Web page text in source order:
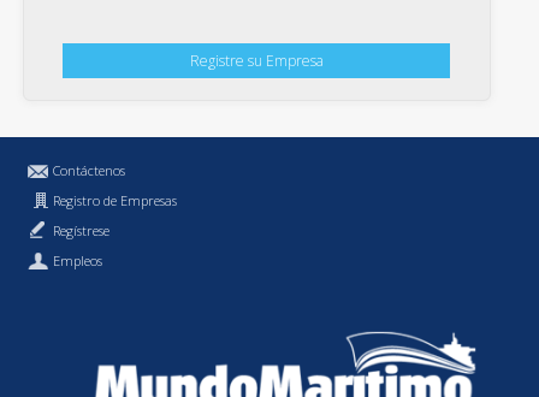
Registre su Empresa
Contáctenos
Registro de Empresas
Regístrese
Empleos